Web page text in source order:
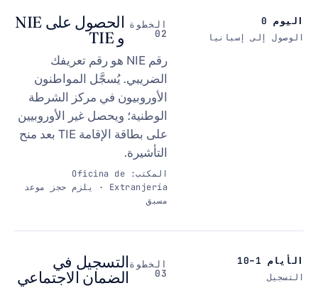
02
الحصول على NIE
رقم NIE هو رقم تعريفك
الضريبي. يُسجَّل المواطنون
الأوروبيون في مركز الشرطة
الوطنية؛ ويحصل غير الأوروبيين
على بطاقة الإقامة TIE بعد منح
المكتب: Oficina de
Extranjería · يلزم حجز موعد
التسجيل في
الضمان الاجتماعي